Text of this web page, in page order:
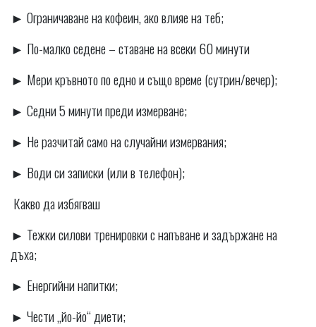
► Ограничаване на кофеин, ако влияе на теб;
► По-малко седене – ставане на всеки 60 минути
► Мери кръвното по едно и също време (сутрин/вечер);
► Седни 5 минути преди измерване;
► Не разчитай само на случайни измервания;
► Води си записки (или в телефон);
Какво да избягваш
► Тежки силови тренировки с напъване и задържане на
дъха;
► Енергийни напитки;
► Чести „йо-йо“ диети;